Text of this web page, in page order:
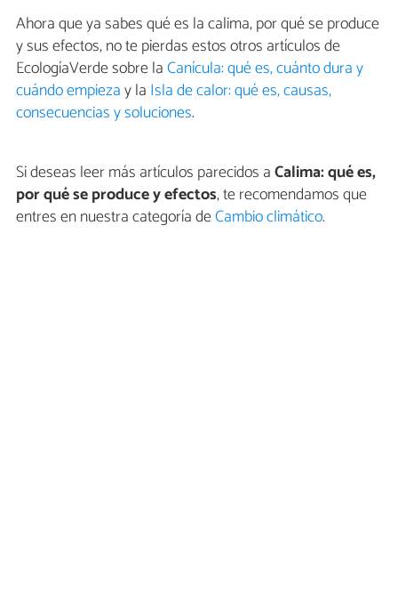
Ahora que ya sabes qué es la calima, por qué se produce
y sus efectos, no te pierdas estos otros artículos de
EcologíaVerde sobre laCanícula: qué es, cuánto dura y
cuándo empiezay la Isla de calor: qué es, causas,
consecuencias y soluciones.
Si deseas leer más artículos parecidos aCalima: qué es,
por qué se produce y efectos, te recomendamos que
entres en nuestra categoría deCambio climático.